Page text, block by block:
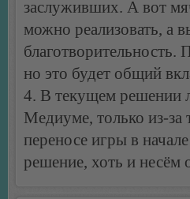
заслуживших. А вот
можно реализовать, а
благотворительность.
но это будет общий
4. В текущем решении
Медиуме, только из-за
переносе игры в
решение, хоть и несём